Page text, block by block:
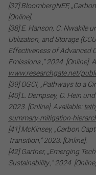
[37] BloombergNEF,
[Online].
[38] E. Hanson, C. Nwakile
Utilization, and Storage
Effectiveness of Advanced
Emissions.,“ 2024. [Online].
www.researchgate.net/
[39] OGCI, „Pathways to a
[40] L. Dempsey, C. Hein
2023. [Online]. Available:
summary-mitigation-
[41] McKinsey, „Carbon
Transition,“ 2023. [Online].
[42] Gartner, „Emerging
Sustainability.,“ 2024.